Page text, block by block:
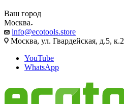
Ваш город
Москва
info@ecotools.store
Москва, ул. Гвардейская, д.5, к.2
YouTube
WhatsApp